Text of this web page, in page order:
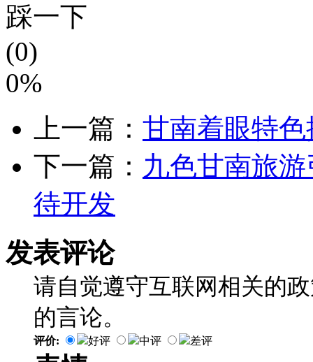
踩一下
(0)
0%
上一篇： 甘南着眼特
下一篇： 九色甘南旅
待开发
发表评论
请自觉遵守互联网相关的
的言论。
评价: 好评 中评 差评